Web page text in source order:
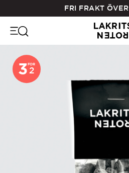
main
content
FRI FRAKT ÖVER
3FOR
2